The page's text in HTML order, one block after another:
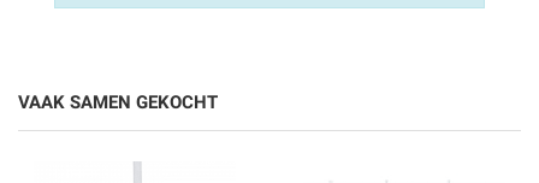
VAAK SAMEN GEKOCHT